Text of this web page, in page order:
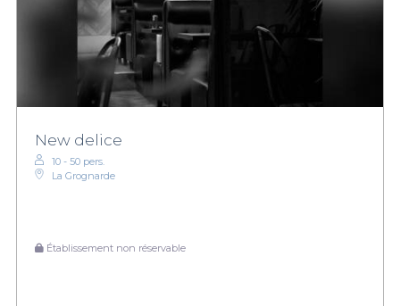
New delice
10 - 50 pers.
La Grognarde
Établissement non réservable